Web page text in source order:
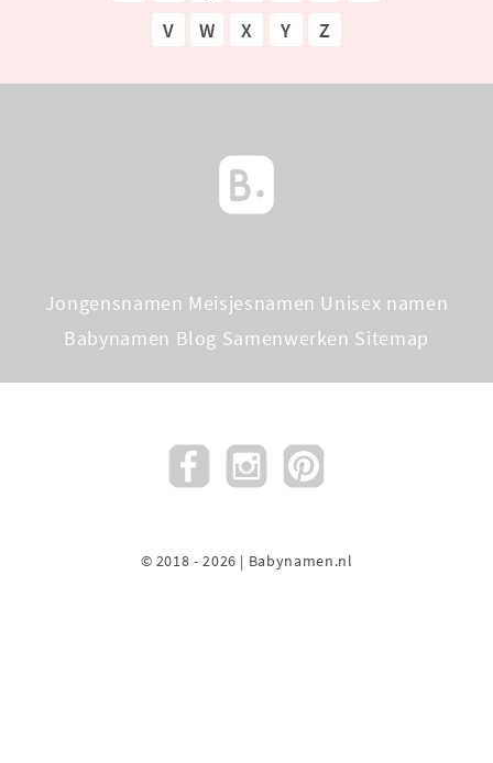
V
W X Y Z
Jongensnamen Meisjesnamen Unisex namen
Babynamen Blog Samenwerken Sitemap
© 2018 - 2026 | Babynamen.nl